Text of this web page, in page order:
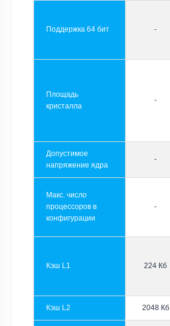
Поддержка 64 бит -
Площадь
кристалла
-
Допустимое
напряжение ядра
-
Макс. число
процессоров в
конфигурации
-
Кэш L1 224 Кб
Кэш L2 2048 Кб